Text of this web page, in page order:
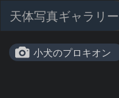
天体写真ギャラリー
小犬のプロキオン